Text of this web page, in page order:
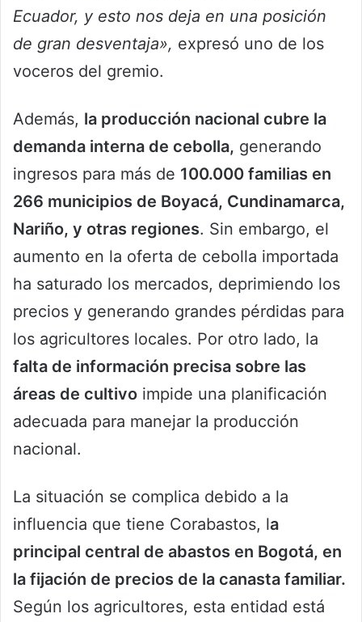
Ecuador, y esto nos deja en una posición
de gran desventaja», expresó uno de los
voceros del gremio.
Además, la producción nacional cubre la
demanda interna de cebolla, generando
ingresos para más de 100.000 familias en
266 municipios de Boyacá, Cundinamarca,
Nariño, y otras regiones. Sin embargo, el
aumento en la oferta de cebolla importada
ha saturado los mercados, deprimiendo los
precios y generando grandes pérdidas para
los agricultores locales. Por otro lado, la
falta de información precisa sobre las
áreas de cultivo impide una planificación
adecuada para manejar la producción
nacional.
La situación se complica debido a la
influencia que tiene Corabastos, la
principal central de abastos en Bogotá, en
la fijación de precios de la canasta familiar.
Según los agricultores, esta entidad está